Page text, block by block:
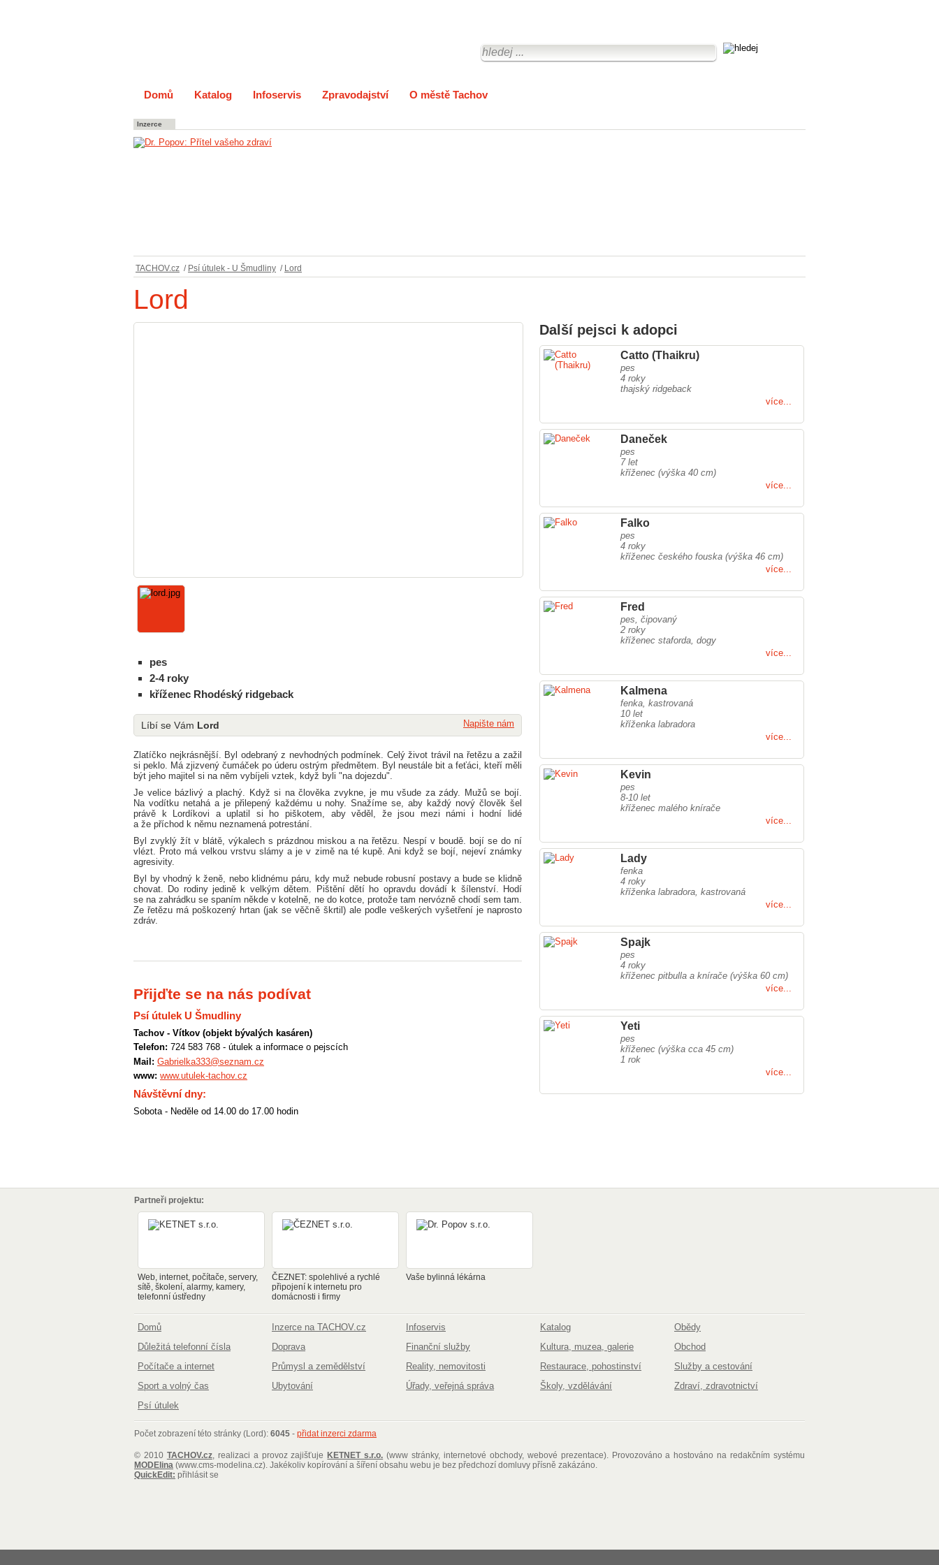
Domů Katalog Infoservis Zpravodajství O městě Tachov
Inzerce
TACHOV.cz / Psí útulek - U Šmudliny / Lord
Lord
pes
2-4 roky
kříženec Rhodéský ridgeback
Líbí se Vám Lord Napište nám
Zlatíčko nejkrásnější. Byl odebraný z nevhodných podmínek. Celý život trávil na řetězu a zažil
si peklo. Má zjizvený čumáček po úderu ostrým předmětem. Byl neustále bit a feťáci, kteří měli
být jeho majitel si na něm vybíjeli vztek, když byli "na dojezdu".
Je velice bázlivý a plachý. Když si na člověka zvykne, je mu všude za zády. Mužů se bojí.
Na vodítku netahá a je přilepený každému u nohy. Snažíme se, aby každý nový člověk šel
právě k Lordíkovi a uplatil si ho piškotem, aby věděl, že jsou mezi námi i hodní lidé
a že příchod k němu neznamená potrestání.
Byl zvyklý žít v blátě, výkalech s prázdnou miskou a na řetězu. Nespí v boudě. bojí se do ní
vlézt. Proto má velkou vrstvu slámy a je v zimě na té kupě. Ani když se bojí, nejeví známky
agresivity.
Byl by vhodný k ženě, nebo klidnému páru, kdy muž nebude robusní postavy a bude se klidně
chovat. Do rodiny jedině k velkým dětem. Pištění dětí ho opravdu dovádí k šílenství. Hodí
se na zahrádku se spaním někde v kotelně, ne do kotce, protože tam nervózně chodí sem tam.
Ze řetězu má poškozený hrtan (jak se věčně škrtil) ale podle veškerých vyšetření je naprosto
zdráv.
Přijďte se na nás podívat
Psí útulek U Šmudliny
Tachov - Vítkov (objekt bývalých kasáren)
Telefon: 724 583 768 - útulek a informace o pejscích
Mail: Gabrielka333@seznam.cz
www: www.utulek-tachov.cz
Návštěvní dny:
Sobota - Neděle od 14.00 do 17.00 hodin
Další pejsci k adopci
Catto (Thaikru)
pes
4 roky
thajský ridgeback
více...
Daneček
pes
7 let
kříženec (výška 40 cm)
více...
Falko
pes
4 roky
kříženec českého fouska (výška 46 cm)
více...
Fred
pes, čipovaný
2 roky
kříženec staforda, dogy
více...
Kalmena
fenka, kastrovaná
10 let
kříženka labradora
více...
Kevin
pes
8-10 let
kříženec malého knírače
více...
Lady
fenka
4 roky
kříženka labradora, kastrovaná
více...
Spajk
pes
4 roky
kříženec pitbulla a knírače (výška 60 cm)
více...
Yeti
pes
kříženec (výška cca 45 cm)
1 rok
více...
Partneři projektu:
Web, internet, počítače, servery,
sítě, školení, alarmy, kamery,
telefonní ústředny
ČEZNET: spolehlivé a rychlé
připojení k internetu pro
domácnosti i firmy
Vaše bylinná lékárna
Domů Inzerce na TACHOV.cz Infoservis Katalog
Obědy
Důležitá telefonní čísla
Doprava Finanční služby Kultura, muzea, galerie
Obchod
Počítače a internet
Průmysl a zemědělství Reality, nemovitosti Restaurace, pohostinství
Služby a cestování
Sport a volný čas
Ubytování Úřady, veřejná správa Školy, vzdělávání
Zdraví, zdravotnictví
Psí útulek
Počet zobrazení této stránky (Lord): 6045 - přidat inzerci zdarma
© 2010 TACHOV.cz, realizaci a provoz zajišťuje KETNET s.r.o. (www stránky, internetové obchody, webové prezentace). Provozováno a hostováno na redakčním systému
MODElina (www.cms-modelina.cz). Jakékoliv kopírování a šíření obsahu webu je bez předchozí domluvy přísně zakázáno.
QuickEdit: přihlásit se